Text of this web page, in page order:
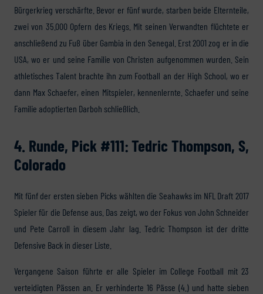
Bürgerkrieg verschärfte. Bevor er fünf wurde, starben beide Elternteile,
zwei von 35.000 Opfern des Kriegs. Mit seinen Verwandten flüchtete er
anschließend zu Fuß über Gambia in den Senegal. Erst 2001 zog er in die
USA, wo er und seine Familie von Christen aufgenommen wurden. Sein
athletisches Talent brachte ihn zum Football an der High School, wo er
dann Max Schaefer, einen Mitspieler, kennenlernte. Schaefer und seine
Familie adoptierten Darboh schließlich.
4. Runde, Pick #111: Tedric Thompson, S,
Colorado
Mit fünf der ersten sieben Picks wählten die Seahawks im NFL Draft 2017
Spieler für die Defense aus. Das zeigt, wo der Fokus von John Schneider
und Pete Carroll in diesem Jahr lag. Tedric Thompson ist der dritte
Defensive Back in dieser Liste.
Vergangene Saison führte er alle Spieler im College Football mit 23
verteidigten Pässen an. Er verhinderte 16 Pässe (4.) und hatte sieben